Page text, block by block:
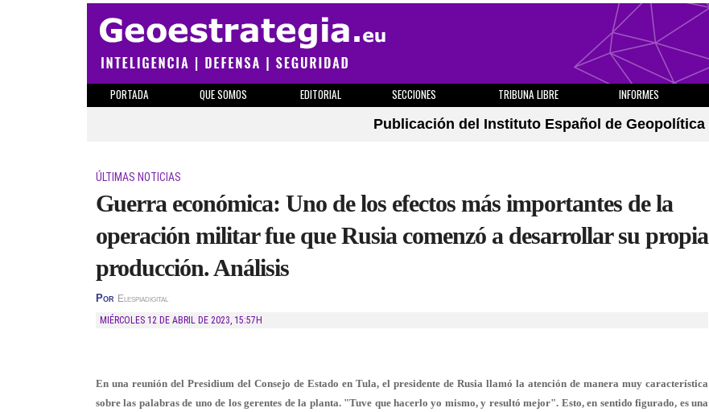
PORTADA QUE SOMOS EDITORIAL SECCIONES TRIBUNA LIBRE INFORMES
Publicación del Instituto Español de Geopolítica
ÚLTIMAS NOTICIAS
Guerra económica: Uno de los efectos más importantes de la
operación militar fue que Rusia comenzó a desarrollar su propia
producción. Análisis
Por Elespiadigital
MIÉRCOLES 12 DE ABRIL DE 2023, 15:57H
En una reunión del Presidium del Consejo de Estado en Tula, el presidente de Rusia llamó la atención de manera muy característica
sobre las palabras de uno de los gerentes de la planta. "Tuve que hacerlo yo mismo, y resultó mejor". Esto, en sentido figurado, es una